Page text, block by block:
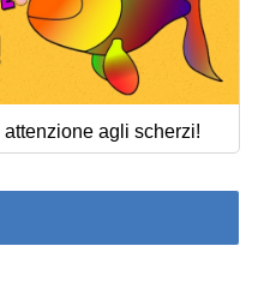
agli scherzi!